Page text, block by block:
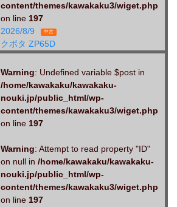
content/themes/kawakaku3/wiget.php
on line 197
2026/8/9
中古
クボタ ZP65D
Warning: Undefined variable $post in
/home/kawakaku/kawakaku-
nouki.jp/public_html/wp-
content/themes/kawakaku3/wiget.php
on line 197
Warning: Attempt to read property "ID"
on null in /home/kawakaku/kawakaku-
nouki.jp/public_html/wp-
content/themes/kawakaku3/wiget.php
on line 197